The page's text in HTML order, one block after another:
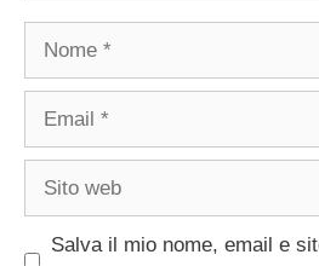
Salva il mio nome, email e